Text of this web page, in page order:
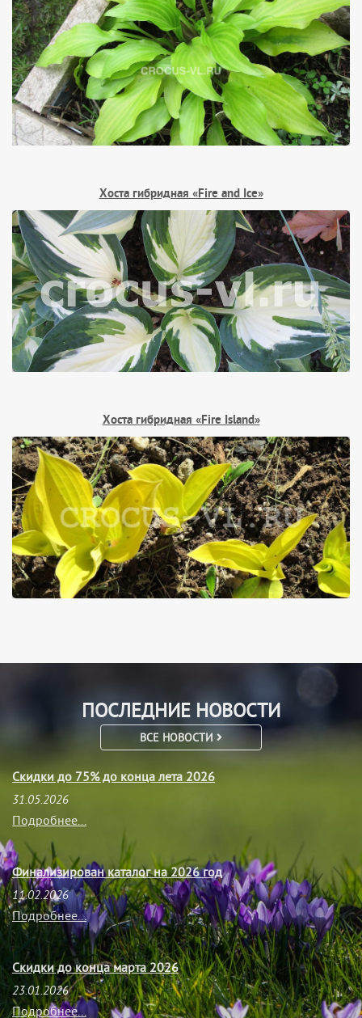
Хоста гибридная «Fire and Ice»
Хоста гибридная «Fire Island»
ПОСЛЕДНИЕ НОВОСТИ
ВСЕ НОВОСТИ
Скидки до 75% до конца лета 2026
31.05.2026
Подробнее...
Финализирован каталог на 2026 год
11.02.2026
Подробнее...
Скидки до конца марта 2026
23.01.2026
Подробнее...